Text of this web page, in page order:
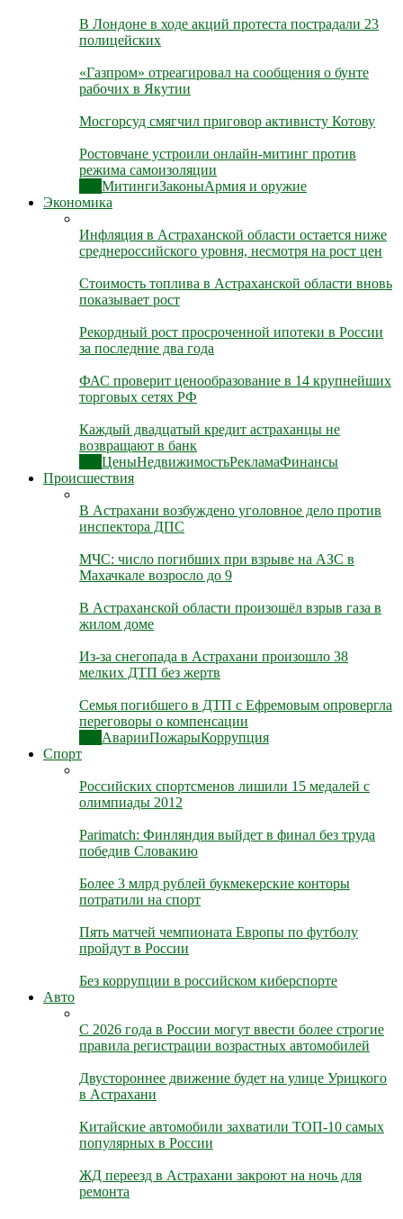
В Лондоне в ходе акций протеста пострадали 23
полицейских
«Газпром» отреагировал на сообщения о бунте
рабочих в Якутии
Мосгорсуд смягчил приговор активисту Котову
Ростовчане устроили онлайн-митинг против
режима самоизоляции
МитингиЗаконыАрмия и оружие
Экономика
Инфляция в Астраханской области остается ниже
среднероссийского уровня, несмотря на рост цен
Стоимость топлива в Астраханской области вновь
показывает рост
Рекордный рост просроченной ипотеки в России
за последние два года
ФАС проверит ценообразование в 14 крупнейших
торговых сетях РФ
Каждый двадцатый кредит астраханцы не
возвращают в банк
ЦеныНедвижимостьРекламаФинансы
Происшествия
В Астрахани возбуждено уголовное дело против
инспектора ДПС
МЧС: число погибших при взрыве на АЗС в
Махачкале возросло до 9
В Астраханской области произошёл взрыв газа в
жилом доме
Из-за снегопада в Астрахани произошло 38
мелких ДТП без жертв
Семья погибшего в ДТП с Ефремовым опровергла
переговоры о компенсации
АварииПожарыКоррупция
Спорт
Российских спортсменов лишили 15 медалей с
олимпиады 2012
Parimatch: Финляндия выйдет в финал без труда
победив Словакию
Более 3 млрд рублей букмекерские конторы
потратили на спорт
Пять матчей чемпионата Европы по футболу
пройдут в России
Без коррупции в российском киберспорте
Авто
С 2026 года в России могут ввести более строгие
правила регистрации возрастных автомобилей
Двустороннее движение будет на улице Урицкого
в Астрахани
Китайские автомобили захватили ТОП-10 самых
популярных в России
ЖД переезд в Астрахани закроют на ночь для
ремонта